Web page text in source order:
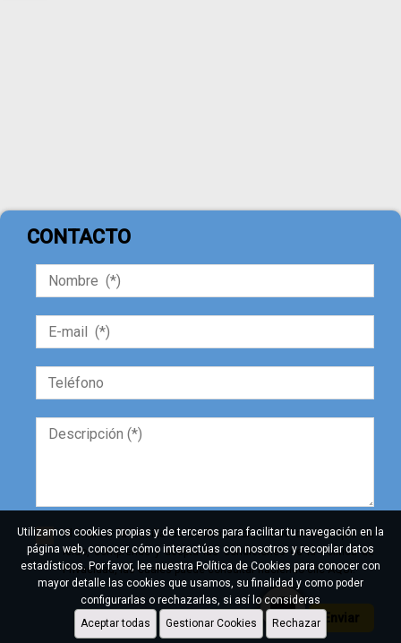
CONTACTO
Al marcar la casilla de confirmación, usted declara que ha
leído, comprende y acepta las condiciones de la Política de
Privacidad, las cuales puede consultar haciendo clic AQUÍ.
Enviar
Utilizamos cookies propias y de terceros para facilitar tu navegación en la
página web, conocer cómo interactúas con nosotros y recopilar datos
estadísticos. Por favor, lee nuestra Política de Cookies para conocer con
mayor detalle las cookies que usamos, su finalidad y como poder
configurarlas o rechazarlas, si así lo consideras
Aceptar todas
Gestionar Cookies Rechazar